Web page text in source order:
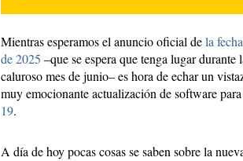
Mientras esperamos el anuncio oficial dela
de 2025 –que se espera que tenga lugar durante
caluroso mes de junio– es hora de echar un
muy emocionante actualización de software
19.
A día de hoy pocas cosas se saben sobre la